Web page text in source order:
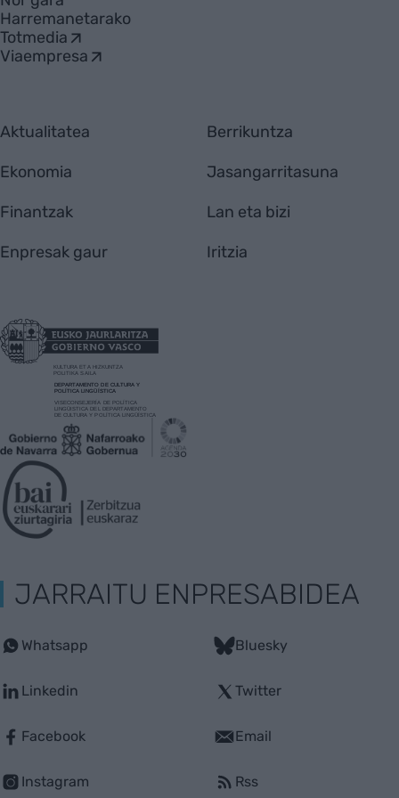
Harremanetarako
Totmedia
Viaempresa
Aktualitatea
Ekonomia
Finantzak
Enpresak gaur
Berrikuntza
Jasangarritasuna
Lan eta bizi
Iritzia
JARRAITU ENPRESABIDEA
Whatsapp
Linkedin
Facebook
Instagram
Bluesky
Twitter
Email
Rss